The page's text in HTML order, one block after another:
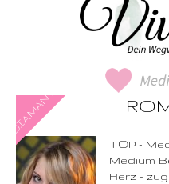
TOP -
Medium
Herz -
0900-3 000 468 - 103
1,49 €/Min. inkl. MwSt.
Wählen Sie diese
Rufnummer inklusive
dem Beratercode
Zurück